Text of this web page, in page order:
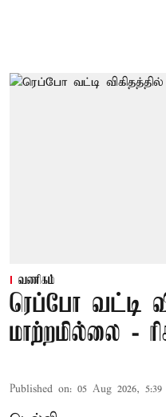
வணிகம்
ரெப்போ வட்டி
மாற்றமில்லை -
Published on: 05 Aug 2026, 5:39